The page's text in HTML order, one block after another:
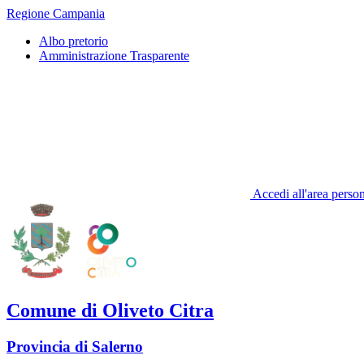
Regione Campania
Albo pretorio
Amministrazione Trasparente
Accedi all'area
Comune di Oliveto Citra
Provincia di Salerno